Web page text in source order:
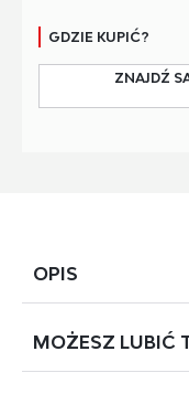
GDZIE KUPIĆ?
ZNAJDŹ
OPIS
wymiary: 100/60/74
MOŻESZ LUBIĆ